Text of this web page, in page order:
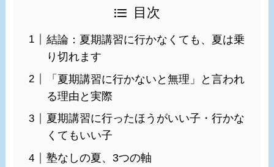
目次
結論：夏期講習に行かなくても、夏は乗
り切れます
「夏期講習に行かないと無理」と言われ
る理由と実際
夏期講習に行ったほうがいい子・行かな
くてもいい子
塾なしの夏、3つの軸